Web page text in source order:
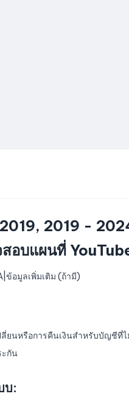
2019 -
อบแผนที่
ข้อมูลเพิ่มเติม (ถ้ามี)
ลี่ยนหรือการคืนเงินสำหรับบัญชีที่
ะกัน
บ: